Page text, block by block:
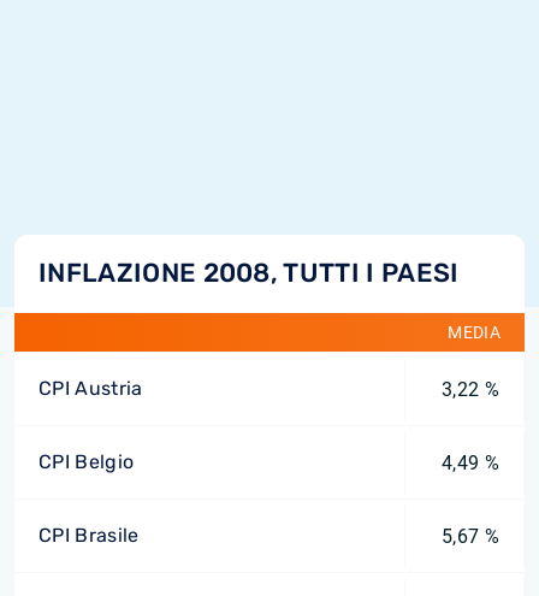
INFLAZIONE 2008, TUTTI I PAESI
MEDIA
CPI Austria 3,22 %
CPI Belgio 4,49 %
CPI Brasile 5,67 %